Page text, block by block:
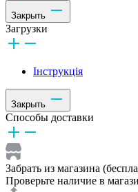
Закрыть
Загрузки
Інструкція
Закрыть
Способы доставки
Забрать из магазина
Проверьте наличие в